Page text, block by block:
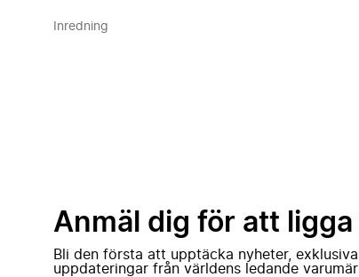
Inredning
Anmäl dig för att
Bli den första att upptäcka nyheter,
uppdateringar från världens ledande